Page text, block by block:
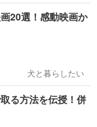
20選！感動映画か
犬と暮らしたい
る方法を伝授！併